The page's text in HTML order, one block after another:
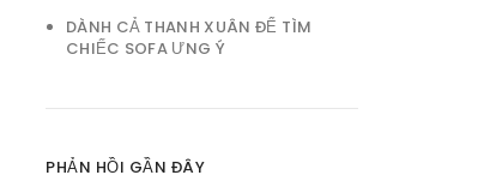
DÀNH CẢ THANH XUÂN ĐỂ TÌM
CHIẾC SOFA ƯNG Ý
PHẢN HỒI GẦN ĐÂY